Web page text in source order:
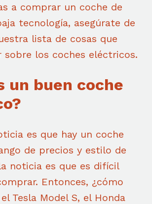
a comprar un coche de
tecnología, asegúrate de
lista de cosas que
sobre los coches eléctricos.
un buen coche
es que hay un coche
de precios y estilo de
noticia es que es difícil
Entonces, ¿cómo
Tesla Model S, el Honda